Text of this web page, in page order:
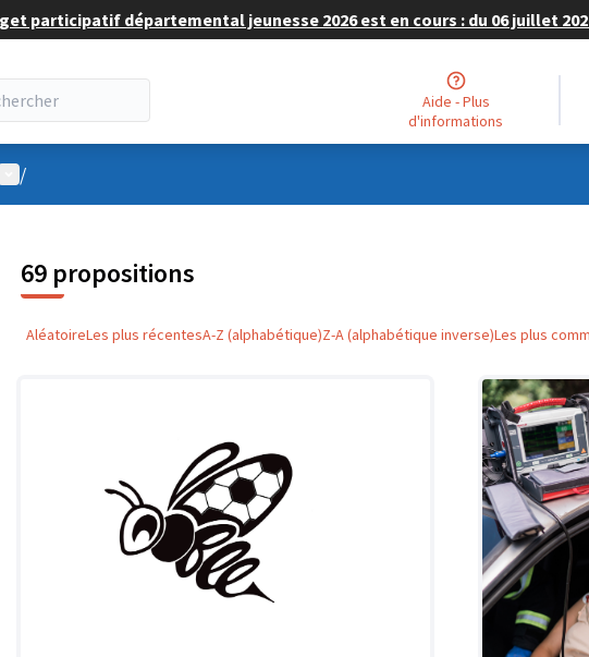
participatif départemental jeunesse 2026 est en cours : du 06 juillet
Aide - Plus
d'informations
utilisateur
/
69 propositions
AléatoireLes plus récentesA-Z (alphabétique)Z-A (alphabétique inverse)Les plus